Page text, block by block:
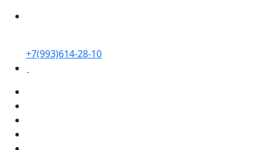
+7(993)614-28-10